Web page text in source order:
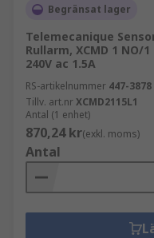
Begränsat lager
Telemecanique
Rullarm, XCMD 1 NO/
240V ac 1.5A
RS-artikelnummer 447-3878
Tillv. art.nrXCMD2115L1
Antal (1 enhet)
870,24 kr(exkl. moms)
Antal